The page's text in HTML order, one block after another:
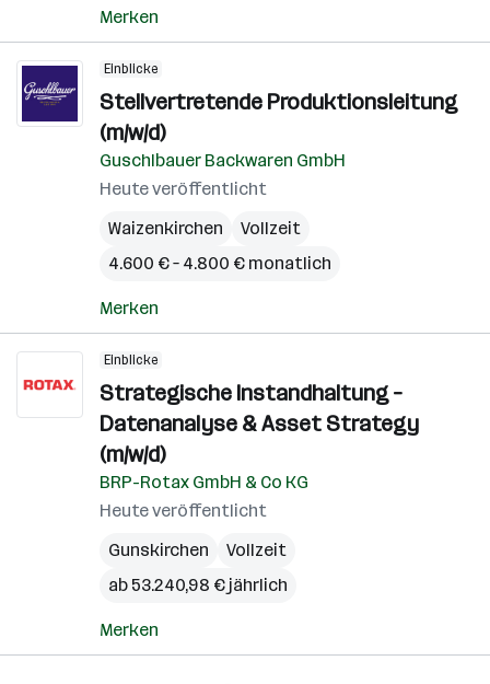
Merken
Einblicke
Stellvertretende Produktionsleitung
(m/w/d)
Guschlbauer Backwaren GmbH
Heute veröffentlicht
Waizenkirchen
Vollzeit
4.600 € – 4.800 € monatlich
Merken
Einblicke
Strategische Instandhaltung –
Datenanalyse & Asset Strategy
(m/w/d)
BRP-Rotax GmbH & Co KG
Heute veröffentlicht
Gunskirchen
Vollzeit
ab 53.240,98 € jährlich
Merken